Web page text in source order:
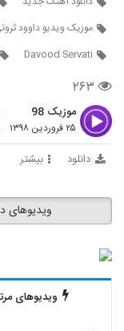
2784
2786
2787
2788
موزیک ویدیو داوود
Davood Servati
۲۶۳
موزیک 98
۲۵ فروردین ۱۳۹۸
دانلود بیشتر
ویدیوهای
ویدیوهای